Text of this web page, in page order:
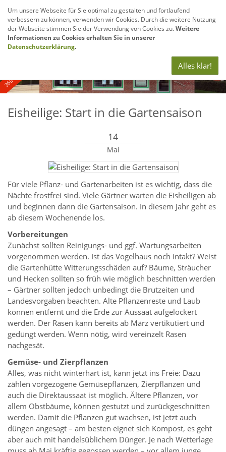
360° - und Luftbildaufnahmen
Eisheilige: Start in die Gartensaison
14
Mai
Für viele Pflanz- und Gartenarbeiten ist es wichtig, dass die
Nächte frostfrei sind. Viele Gärtner warten die Eisheiligen ab
und beginnen dann die Gartensaison. In diesem Jahr geht es
ab diesem Wochenende los.
Vorbereitungen
Zunächst sollten Reinigungs- und ggf. Wartungsarbeiten
vorgenommen werden. Ist das Vogelhaus noch intakt? Weist
die Gartenhütte Witterungsschäden auf? Bäume, Sträucher
und Hecken sollten so früh wie möglich beschnitten werden
– Gärtner sollten jedoch unbedingt die Brutzeiten und
Landesvorgaben beachten. Alte Pflanzenreste und Laub
können entfernt und die Erde zur Aussaat aufgelockert
werden. Der Rasen kann bereits ab März vertikutiert und
gedüngt werden. Wenn nötig, wird vereinzelt Rasen
nachgesät.
Gemüse- und Zierpflanzen
Alles, was nicht winterhart ist, kann jetzt ins Freie: Dazu
zählen vorgezogene Gemüsepflanzen, Zierpflanzen und
auch die Direktaussaat ist möglich. Ältere Pflanzen, vor
allem Obstbäume, können gestutzt und zurückgeschnitten
werden. Damit die Pflanzen gut wachsen, ist jetzt auch
düngen angesagt – am besten eignet sich Kompost, es geht
aber auch mit handelsüblichem Dünger. Je nach Wetterlage
Um unsere Webseite für Sie optimal zu gestalten und fortlaufend
verbessern zu können, verwenden wir Cookies. Durch die weitere Nutzung
der Webseite stimmen Sie der Verwendung von Cookies zu.Weitere
Informationen zu Cookies erhalten Sie in unserer
Datenschutzerklärung.
Alles klar!